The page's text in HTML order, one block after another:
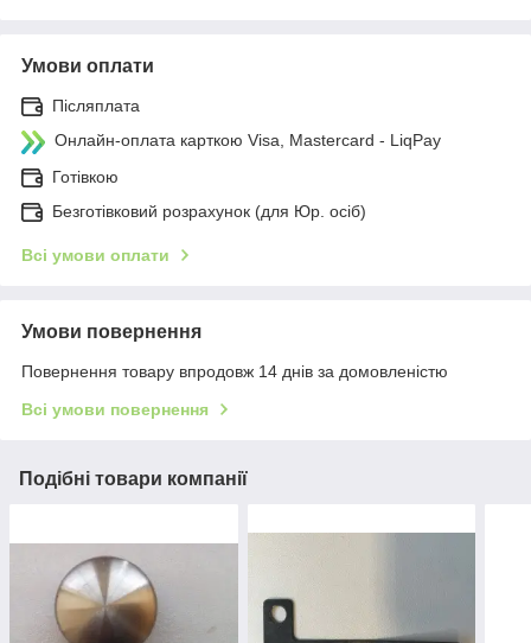
Умови оплати
Післяплата
Онлайн-оплата карткою Visa, Mastercard - LiqPay
Готівкою
Безготівковий розрахунок (для Юр. осіб)
Всі умови оплати
Умови повернення
Повернення товару впродовж 14 днів за домовленістю
Всі умови повернення
Подібні товари компанії